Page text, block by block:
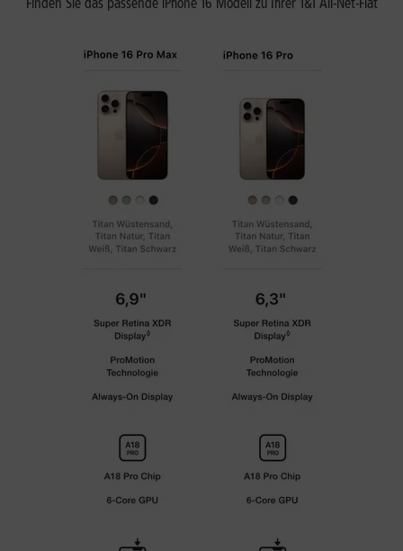
Finden Sie das passende iPhone 16 Modell zu Ihrer 1&1 All-Net-Flat